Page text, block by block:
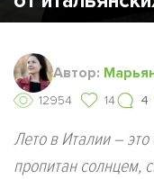
Автор:
12954 14 4
Лето в Италии –
пропитан солнцем,